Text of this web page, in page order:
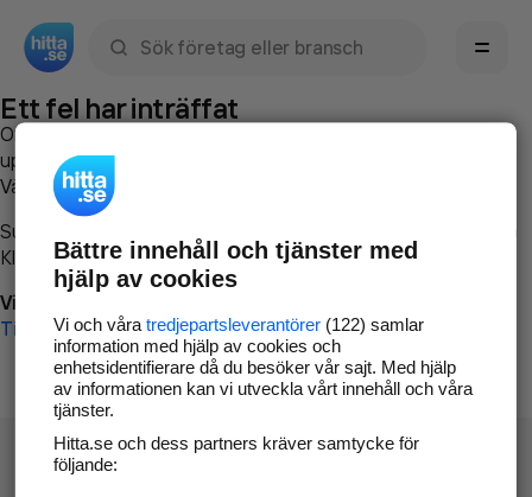
Ett fel har inträffat
Om du vill kan du
uppstod så att vi lättare och snabbare kan avhjälpa det.
Vänligen försök med följande:
Surfa till
Klicka påTillbaka-knappen i webbläsaren och försök igen
Vi beklagar besväret!
Till startsidan
Bättre innehåll och tjänster med
hjälp av cookies
Vi och våra tredjepartsleverantörer(122) samlar
information med hjälp av cookies och
enhetsidentifierare då du besöker vår sajt. Med hjälp
av informationen kan vi utveckla vårt innehåll och våra
tjänster.
Hitta.se och dess partners kräver samtycke för
följande: